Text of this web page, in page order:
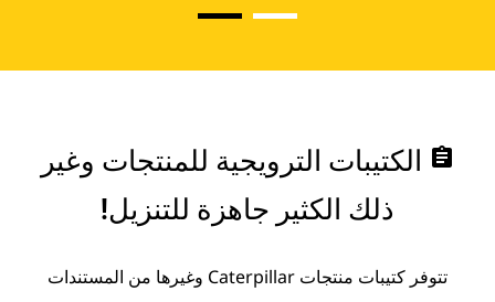
assignment الكتيبات الترويجية للمنتجات وغير
ذلك الكثير جاهزة للتنزيل!
تتوفر كتيبات منتجات Caterpillar وغيرها من المستندات